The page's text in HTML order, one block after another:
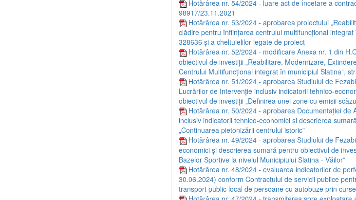
Hotărârea nr. 54/2024 - luare act de încetare a
98917/23.11.2021
Hotărârea nr. 53/2024 - aprobarea proiectului
clădire pentru înființarea centrului multifuncțional
328636 și a cheltuielilor legate de proiect
Hotărârea nr. 52/2024 - modificare Anexa nr. 1 din
obiectivul de investiții „Reabilitare, Modernizare,
Centrului Multifuncțional integrat în municipiul Slatina”,
Hotărârea nr. 51/2024 - aprobarea Studiului de
Lucrărilor de Intervenție inclusiv indicatorii tehnico-
obiectivul de investiții „Definirea unei zone cu emisii
Hotărârea nr. 50/2024 - aprobarea Documentației de
inclusiv indicatorii tehnico-economici și descrierea
„Continuarea pietonizării centrului istoric”
Hotărârea nr. 49/2024 - aprobarea Studiului de
economici și descrierea sumară pentru obiectivul de
Bazelor Sportive la nivelul Municipiului Slatina - Văilor”
Hotărârea nr. 48/2024 - evaluarea indicatorilor de
30.06.2024) conform Contractului de servicii publice
transport public local de persoane cu autobuze prin curse